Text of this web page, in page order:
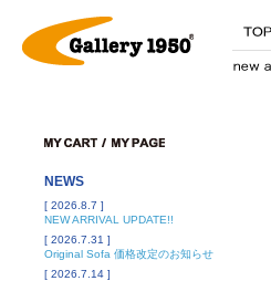
NEWS
[ 2026.8.7 ]
NEW ARRIVAL UPDATE!!
[ 2026.7.31 ]
Original Sofa 価格改定のお知らせ
[ 2026.7.14 ]